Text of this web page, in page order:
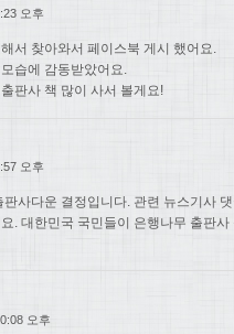
오후
서 찾아와서 페이스북 게시 했어요.
습에 감동받았어요.
판사 책 많이 사서 볼게요!
오후
사다운 결정입니다. 관련 뉴스기사
. 대한민국 국민들이 은행나무 출판
오후